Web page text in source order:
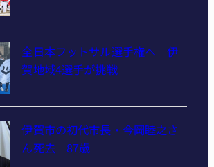
全日本フットサル選手権へ 伊
賀地域4選手が挑戦
伊賀市の初代市長・今岡睦之さ
ん死去 87歳